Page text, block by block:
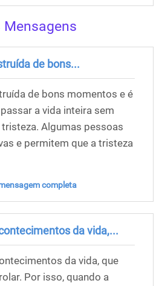
Mensagens
de bons...
de bons momentos e é
a vida inteira sem
Algumas pessoas
e permitem que a tristeza
completa
da vida,...
da vida, que
Por isso, quando a